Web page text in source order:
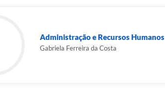
Administração e Recursos Humanos
Gabriela Ferreira da Costa